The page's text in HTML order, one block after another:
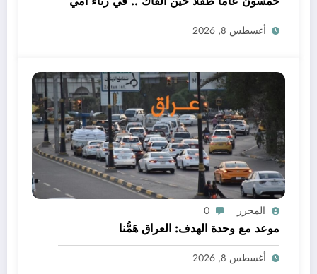
أغسطس 8, 2026
المحرر 0
موعد مع وحدة الهدف: العراق هَمُّنا
أغسطس 8, 2026